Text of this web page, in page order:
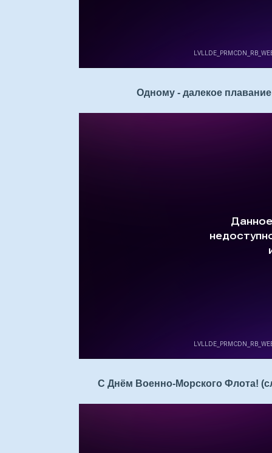
Одному - далекое
С Днём Военно-Морского Флота!